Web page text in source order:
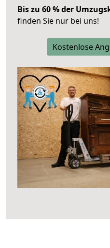
Bis zu 60 % der
finden Sie nur bei uns!
Kostenlose